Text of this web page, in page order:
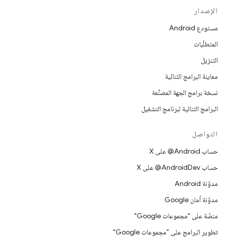
الإصدار
مستودع Android
المتطلّبات
التنزيل
معاينة البرامج الثنائية
نسخة برامج الجهة المصنِّعة
البرامج الثنائية لبرنامج التشغيل
التواصل
حساب ‎@Android على X
حساب ‎@AndroidDev على X
مدوّنة Android
مدوّنة أمان Google
منصّة على "مجموعات Google"
تطوير البرامج على "مجموعات Google"